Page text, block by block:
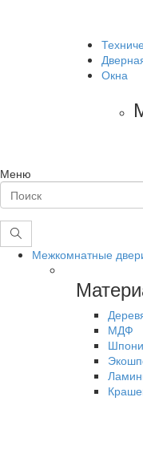
Окна
Меню
Межкомнатные
МДФ